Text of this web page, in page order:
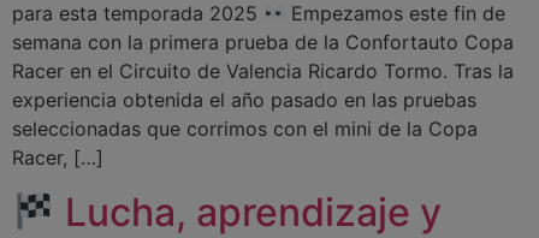
para esta temporada 2025
Empezamos este fin de
semana con la primera prueba de la Confortauto Copa
Racer en el Circuito de Valencia Ricardo Tormo. Tras la
experiencia obtenida el año pasado en las pruebas
seleccionadas que corrimos con el mini de la Copa
Racer, […]
Lucha, aprendizaje y